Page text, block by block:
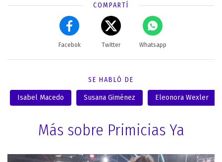
COMPARTÍ
Facebok Twitter Whatsapp
SE HABLÓ DE
Isabel Macedo Susana Giménez Eleonora Wexler
Más sobre Primicias Ya